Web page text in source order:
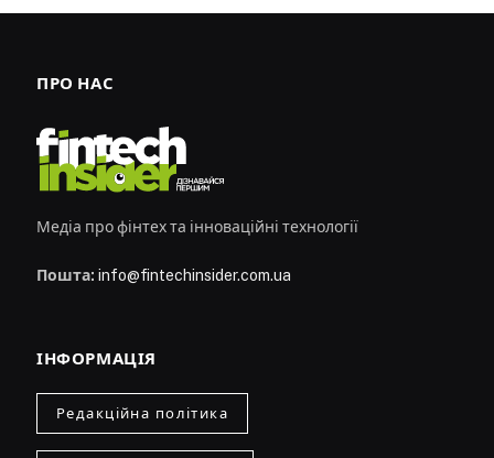
ПРО НАС
Медіа про фінтех та інноваційні технології
Пошта: info@fintechinsider.com.ua
ІНФОРМАЦІЯ
Редакційна політика